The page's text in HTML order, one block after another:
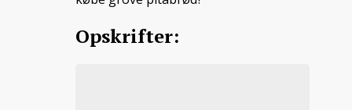
Opskrifter: